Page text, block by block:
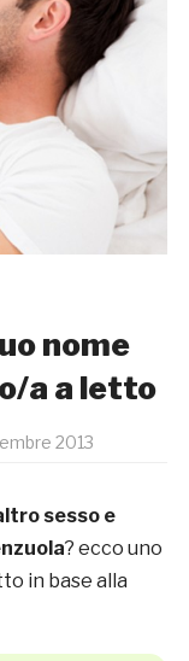
nome
a a letto
2013
sesso e
? ecco uno
in base alla